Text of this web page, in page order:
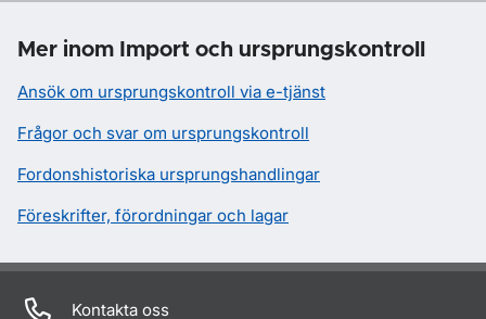
Mer inom Import och ursprungskontroll
Ansök om ursprungskontroll via e-tjänst
Frågor och svar om ursprungskontroll
Fordonshistoriska ursprungshandlingar
Föreskrifter, förordningar och lagar
Kontakta oss